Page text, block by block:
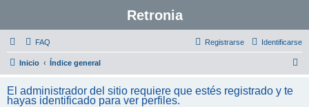
Retronia
FAQ Identificarse
Registrarse
Inicio Índice general
El administrador del sitio requiere que estés registrado y te
hayas identificado para ver perfiles.